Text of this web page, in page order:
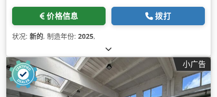
价格信息 拨打
状况: 新的, 制造年份: 2025,
小广告